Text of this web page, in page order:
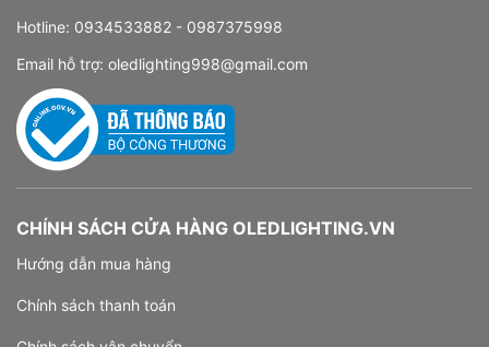
Hotline: 0934533882 - 0987375998
Email hỗ trợ: oledlighting998@gmail.com
CHÍNH SÁCH CỬA HÀNG OLEDLIGHTING.VN
Hướng dẫn mua hàng
Chính sách thanh toán